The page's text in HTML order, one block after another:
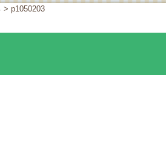
> p1050203